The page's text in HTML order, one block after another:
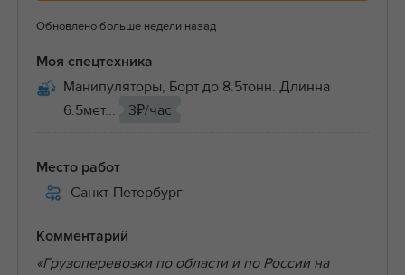
Обновлено больше недели назад
Моя спецтехника
Манипуляторы, Борт до 8.5тонн. Длинна
6.5мет...
3₽/час
Место работ
Санкт-Петербург
Комментарий
«Грузоперевозки по области и по России на